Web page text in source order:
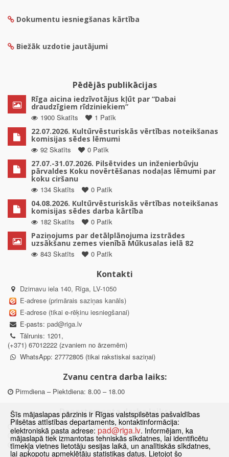
Dokumentu iesniegšanas kārtība
Biežāk uzdotie jautājumi
Pēdējās publikācijas
Rīga aicina iedzīvotājus kļūt par “Dabai
draudzīgiem rīdziniekiem”
1900 Skatīts
1 Patīk
22.07.2026. Kultūrvēsturiskās vērtības noteikšanas
komisijas sēdes lēmumi
92 Skatīts
0 Patīk
27.07.-31.07.2026. Pilsētvides un inženierbūvju
pārvaldes Koku novērtēšanas nodaļas lēmumi par
koku ciršanu
134 Skatīts
0 Patīk
04.08.2026. Kultūrvēsturiskās vērtības noteikšanas
komisijas sēdes darba kārtība
182 Skatīts
0 Patīk
Paziņojums par detālplānojuma izstrādes
uzsākšanu zemes vienībā Mūkusalas ielā 82
843 Skatīts
0 Patīk
Kontakti
Dzirnavu iela 140, Rīga, LV-1050
E-adrese (primārais saziņas kanāls)
E-adrese (tikai e-rēķinu iesniegšanai)
E-pasts: pad@riga.lv
Tālrunis: 1201,
(+371) 67012222 (zvaniem no ārzemēm)
WhatsApp: 27772805 (tikai rakstiskai saziņai)
Zvanu centra darba laiks:
Pirmdiena – Piektdiena: 8.00 – 18.00
Departamenta darba laiks:
Pirmdiena, Ceturtdiena: 8.30 – 18.00
Otrdiena, Trešdiena: 8.30 – 17.00
Piektdiena: 8.30 – 15.00
Šīs mājaslapas pārzinis ir Rīgas valstspilsētas pašvaldības
Pilsētas attīstības departaments, kontaktinformācija:
elektroniskā pasta adrese: pad@riga.lv. Informējam, ka
mājaslapā tiek izmantotas tehniskās sīkdatnes, lai identificētu
tīmekļa vietnes lietotāju sesijas laikā, un analītiskās sīkdatnes,
lai apkopotu apmeklētāju statistikas datus. Lietojot šo